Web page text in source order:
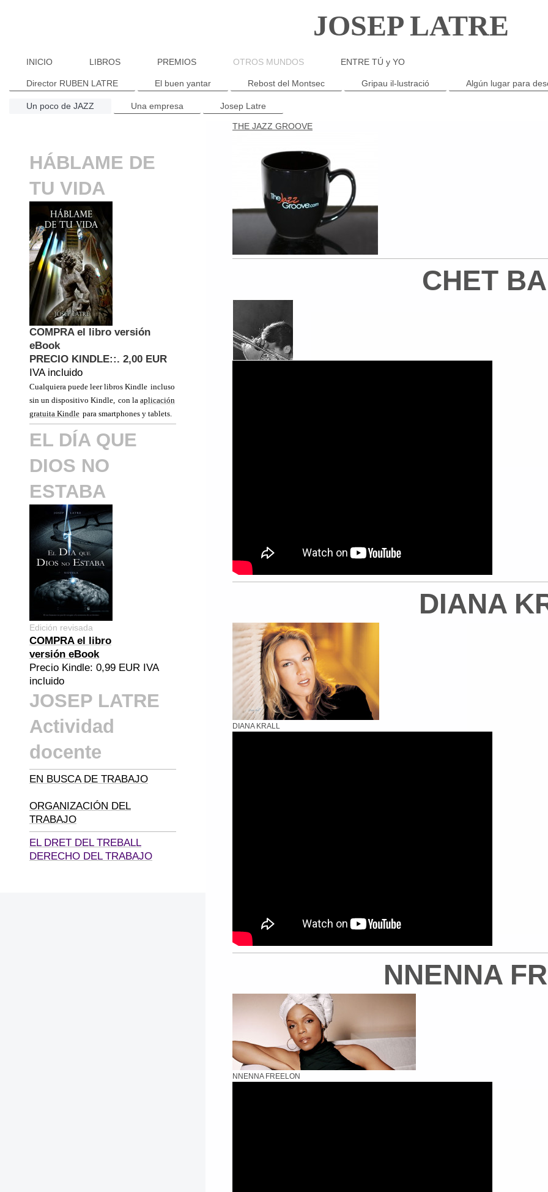
JOSEP LATRE
INICIO LIBROS PREMIOS OTROS MUNDOS ENTRE TÚ y YO
Director RUBEN LATRE El buen yantar Rebost del Montsec Gripau il-lustració Algún lugar para
Un poco de JAZZ Una empresa Josep Latre
THE JAZZ GROOVE
CHET
DIANA
DIANA KRALL
NNENNA
NNENNA FREELON
HÁBLAME DE
TU VIDA
COMPRA el libro versión
eBook
PRECIO KINDLE::. 2,00 EUR
IVA incluido
Cualquiera puede leer libros Kindle incluso
sin un dispositivo Kindle, con la aplicación
gratuita Kindle para smartphones y tablets.
EL DÍA QUE
DIOS NO
ESTABA
Edición revisada
COMPRA el libro
versión eBook
Precio Kindle: 0,99 EUR IVA
incluido
JOSEP LATRE
Actividad
docente
EN BUSCA DE TRABAJO
ORGANIZACIÓN DEL
TRABAJO
EL DRET DEL TREBALL
DERECHO DEL TRABAJO